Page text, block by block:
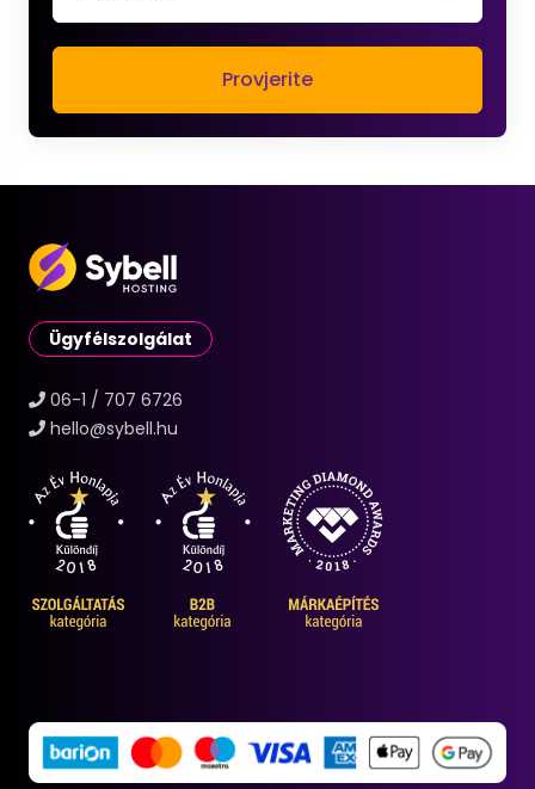
Provjerite
Ügyfélszolgálat
06-1 / 707 6726
hello@sybell.hu